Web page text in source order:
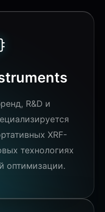
R&D и
XRF-
технологиях
оптимизации.